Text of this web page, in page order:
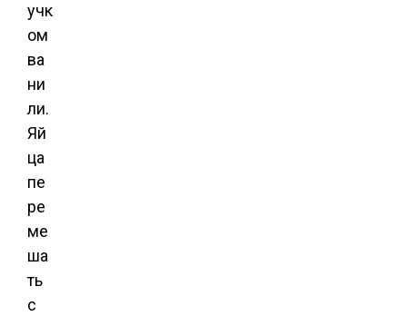
учк
ом
ва
ни
ли.
Яй
ца
пе
ре
ме
ша
ть
с